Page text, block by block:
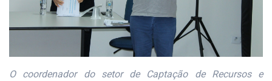
O coordenador do setor de Captação de Recursos e